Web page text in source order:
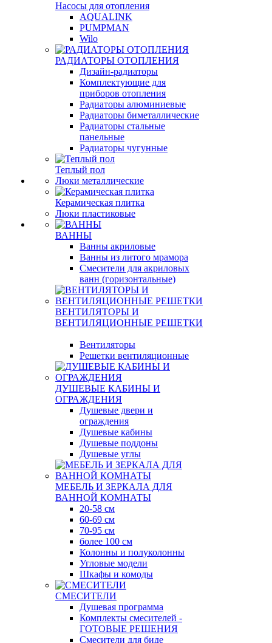
Насосы для отопления
AQUALINK
PUMPMAN
Wilo
РАДИАТОРЫ ОТОПЛЕНИЯ
Дизайн-радиаторы
Комплектующие для
приборов отопления
Радиаторы алюминиевые
Радиаторы биметаллические
Радиаторы стальные
панельные
Радиаторы чугунные
Теплый пол
Люки металлические
Керамическая плитка
Люки пластиковые
ВАННЫ
Ванны акриловые
Ванны из литого мрамора
Смесители для акриловых
ванн (горизонтальные)
ВЕНТИЛЯТОРЫ И
ВЕНТИЛЯЦИОННЫЕ РЕШЕТКИ
Вентиляторы
Решетки вентиляционные
ДУШЕВЫЕ КАБИНЫ И
ОГРАЖДЕНИЯ
Душевые двери и
ограждения
Душевые кабины
Душевые поддоны
Душевые углы
МЕБЕЛЬ И ЗЕРКАЛА ДЛЯ
ВАННОЙ КОМНАТЫ
20-58 см
60-69 см
70-95 см
более 100 см
Колонны и полуколонны
Угловые модели
Шкафы и комоды
СМЕСИТЕЛИ
Душевая программа
Комплекты смесителей -
ГОТОВЫЕ РЕШЕНИЯ
Смесители для биде